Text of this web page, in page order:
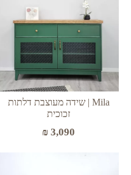
Mila | שידה מעוצבת דלתות
זכוכית
₪ 3,090